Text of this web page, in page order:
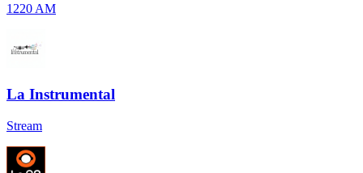
1220 AM
La Instrumental
Stream